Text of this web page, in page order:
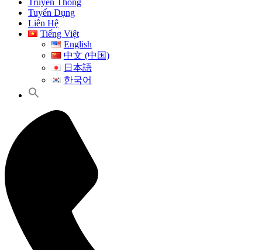
Truyền Thông
Tuyển Dụng
Liên Hệ
Tiếng Việt
English
中文 (中国)
日本語
한국어